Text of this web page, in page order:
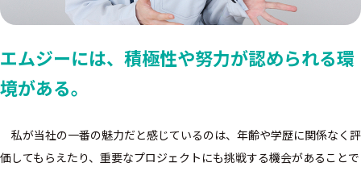
エムジーには、 積極性や努力が認められる環
境がある。
私が当社の一番の魅力だと感じているのは、年齢や学歴に関係なく評
価してもらえたり、重要なプロジェクトにも挑戦する機会があることで